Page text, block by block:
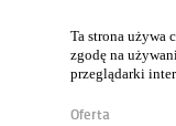
Ta strona używa
zgodę na
przeglądarki
Oferta